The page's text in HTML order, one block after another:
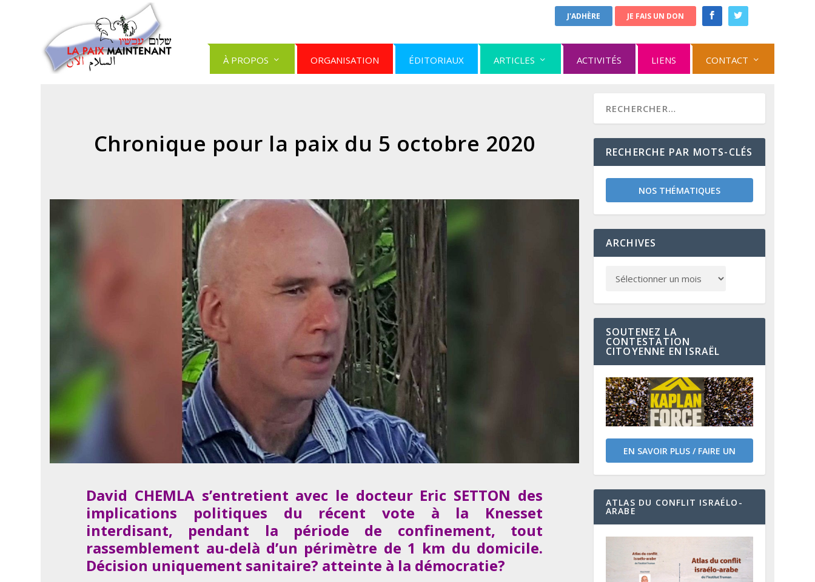
J'ADHÈRE JE FAIS UN DON
À PROPOS ORGANISATION ÉDITORIAUX ARTICLES ACTIVITÉS LIENS CONTACT
Chronique pour la paix du 5 octobre 2020
David CHEMLA s’entretient avec le docteur Eric SETTON des
implications politiques du récent vote à la Knesset
interdisant, pendant la période de confinement, tout
rassemblement au-delà d’un périmètre de 1 km du domicile.
Décision uniquement sanitaire? atteinte à la démocratie?
RECHERCHE PAR MOTS-CLÉS
NOS THÉMATIQUES
ARCHIVES
SOUTENEZ LA
CONTESTATION
CITOYENNE EN ISRAËL
EN SAVOIR PLUS / FAIRE UN
DON
ATLAS DU CONFLIT ISRAÉLO-
ARABE